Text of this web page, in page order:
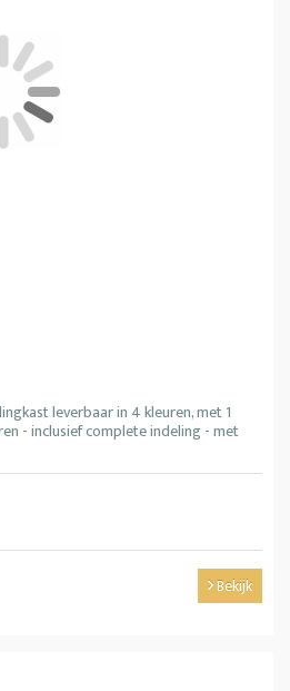
leverbaar in 4 kleuren, met 1
- inclusief complete indeling - met
Bekijk